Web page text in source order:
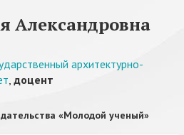
Александровна
архитектурно-
, доцент
«Молодой ученый»